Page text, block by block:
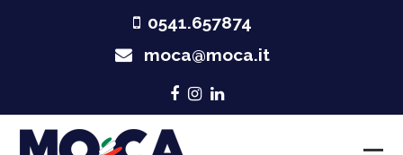
0541.657874
moca@moca.it
Facebook
Instagram
LinkedIn